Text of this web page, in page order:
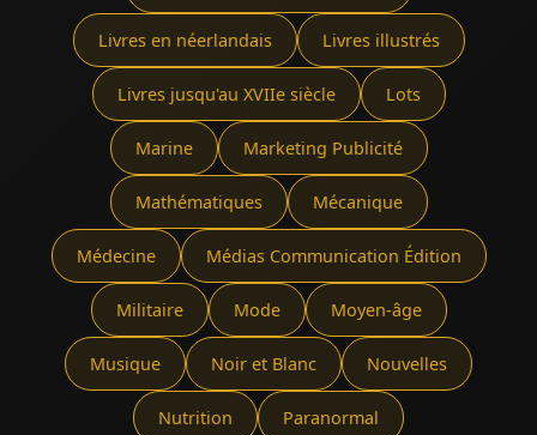
Livres en néerlandais Livres illustrés
Livres jusqu'au XVIIe siècle Lots
Marine Marketing Publicité
Mathématiques Mécanique
Médecine Médias Communication Édition
Militaire Mode Moyen-âge
Musique Noir et Blanc Nouvelles
Nutrition Paranormal